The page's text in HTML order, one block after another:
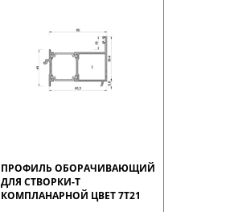
ПРОФИЛЬ ОБОРАЧИВАЮЩИЙ
ДЛЯ СТВОРКИ-Т
КОМПЛАНАРНОЙ ЦВЕТ 7T21